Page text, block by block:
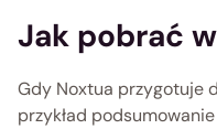
Jak pobrać
Gdy Noxtua przygotuje
przykład